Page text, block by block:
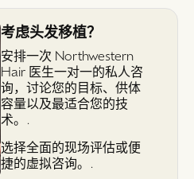
考虑头发移植？
安排一次 Northwestern
Hair 医生一对一的私人咨
询，讨论您的目标、供体
容量以及最适合您的技
术。.
选择全面的现场评估或便
捷的虚拟咨询。.